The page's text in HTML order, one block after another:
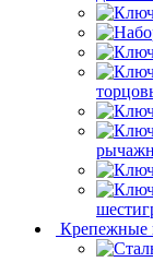
Крепежные